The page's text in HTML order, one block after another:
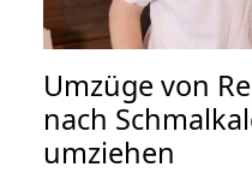
Umzüge von
nach
umziehen